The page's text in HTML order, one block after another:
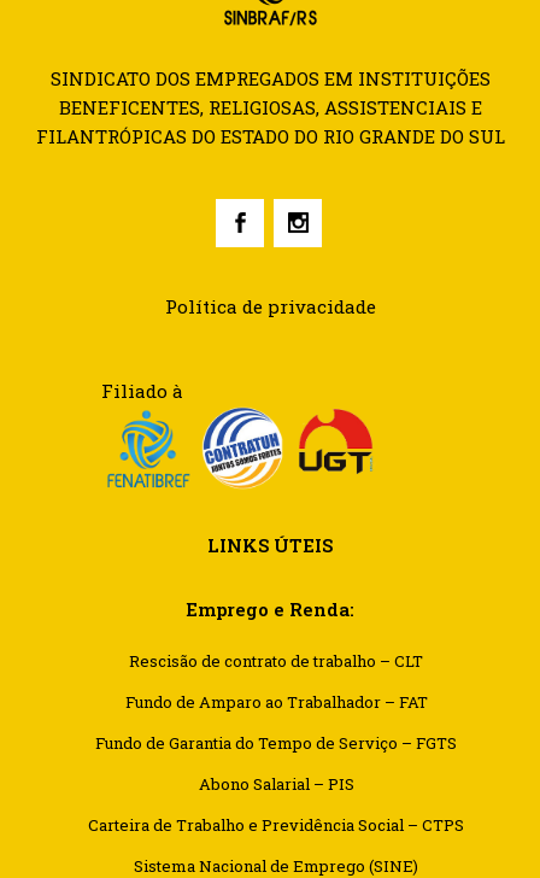
SINDICATO DOS EMPREGADOS EM INSTITUIÇÕES
BENEFICENTES, RELIGIOSAS, ASSISTENCIAIS E
FILANTRÓPICAS DO ESTADO DO RIO GRANDE DO SUL
Política de privacidade
Filiado à
LINKS ÚTEIS
Emprego e Renda:
Rescisão de contrato de trabalho – CLT
Fundo de Amparo ao Trabalhador – FAT
Fundo de Garantia do Tempo de Serviço – FGTS
Abono Salarial – PIS
Carteira de Trabalho e Previdência Social – CTPS
Sistema Nacional de Emprego (SINE)